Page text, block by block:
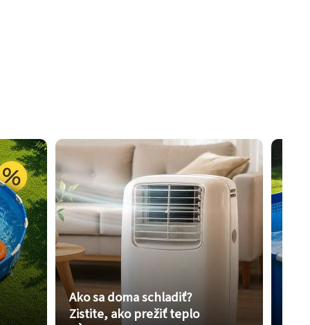
Ako sa doma schladiť?
Zistite, ako prežiť teplo